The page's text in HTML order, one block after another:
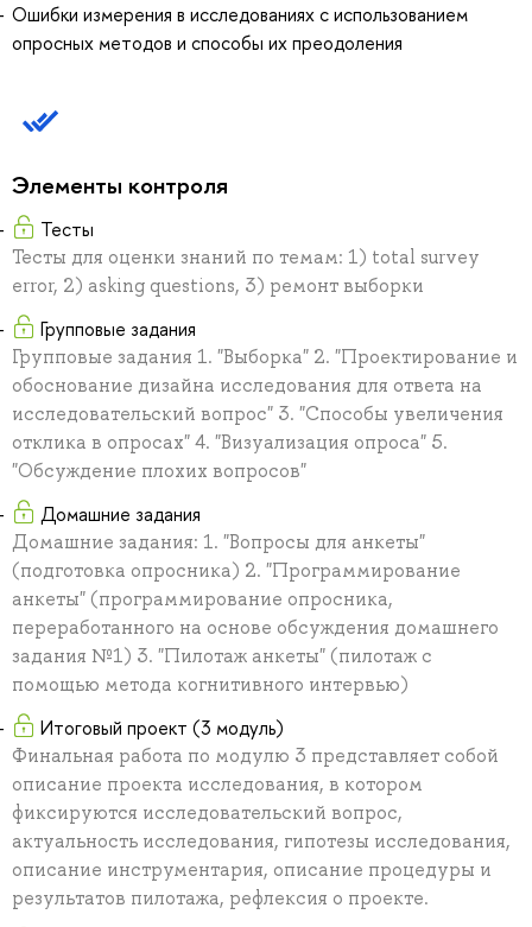
Ошибки измерения в исследованиях с использованием
опросных методов и способы их преодоления
Элементы контроля
Тесты
Тесты для оценки знаний по темам: 1) total survey
error, 2) asking questions, 3) ремонт выборки
Групповые задания
Групповые задания 1. "Выборка" 2. "Проектирование и
обоснование дизайна исследования для ответа на
исследовательский вопрос" 3. "Способы увеличения
отклика в опросах" 4. "Визуализация опроса" 5.
"Обсуждение плохих вопросов"
Домашние задания
Домашние задания: 1. "Вопросы для анкеты"
(подготовка опросника) 2. "Программирование
анкеты" (программирование опросника,
переработанного на основе обсуждения домашнего
задания №1) 3. "Пилотаж анкеты" (пилотаж с
помощью метода когнитивного интервью)
Итоговый проект (3 модуль)
Финальная работа по модулю 3 представляет собой
описание проекта исследования, в котором
фиксируются исследовательский вопрос,
актуальность исследования, гипотезы исследования,
описание инструментария, описание процедуры и
результатов пилотажа, рефлексия о проекте.